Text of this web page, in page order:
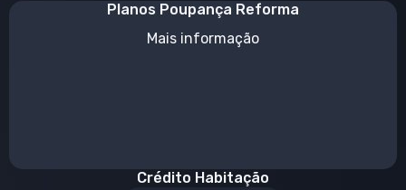
Planos Poupança Reforma
Mais informação
Crédito Habitação